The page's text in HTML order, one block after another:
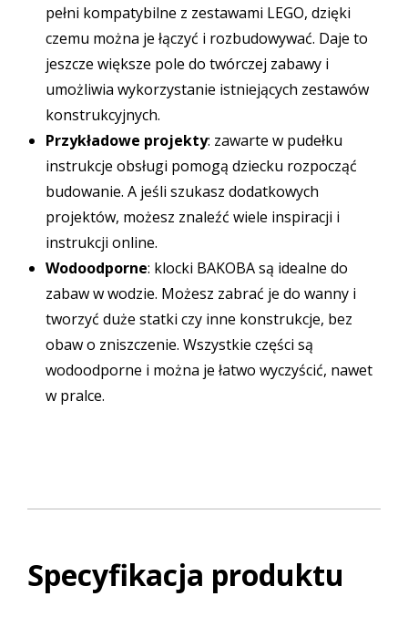
pełni kompatybilne z zestawami LEGO, dzięki
czemu można je łączyć i rozbudowywać. Daje to
jeszcze większe pole do twórczej zabawy i
umożliwia wykorzystanie istniejących zestawów
konstrukcyjnych.
Przykładowe projekty: zawarte w pudełku
instrukcje obsługi pomogą dziecku rozpocząć
budowanie. A jeśli szukasz dodatkowych
projektów, możesz znaleźć wiele inspiracji i
instrukcji online.
Wodoodporne: klocki BAKOBA są idealne do
zabaw w wodzie. Możesz zabrać je do wanny i
tworzyć duże statki czy inne konstrukcje, bez
obaw o zniszczenie. Wszystkie części są
wodoodporne i można je łatwo wyczyścić, nawet
w pralce.
Specyfikacja produktu